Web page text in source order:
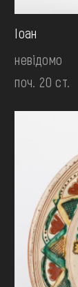
Іоан
невідомо
поч. 20 ст.